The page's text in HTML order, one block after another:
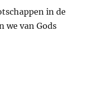
in de
we van Gods